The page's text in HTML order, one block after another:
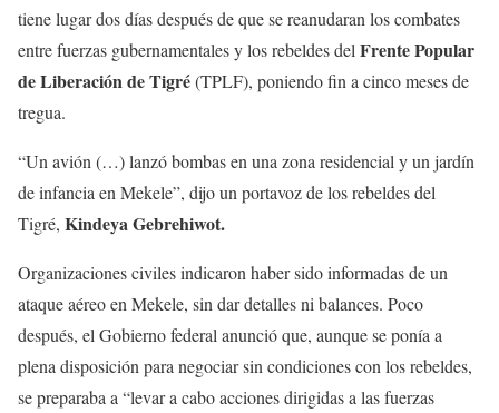
tiene lugar dos días después de que se reanudaran los combates
entre fuerzas gubernamentales y los rebeldes del Frente Popular
de Liberación de Tigré(TPLF), poniendo fin a cinco meses de
tregua.
“Un avión (…) lanzó bombas en una zona residencial y un jardín
de infancia en Mekele”, dijo un portavoz de los rebeldes del
Tigré, Kindeya Gebrehiwot.
Organizaciones civiles indicaron haber sido informadas de un
ataque aéreo en Mekele, sin dar detalles ni balances. Poco
después, el Gobierno federal anunció que, aunque se ponía a
plena disposición para negociar sin condiciones con los rebeldes,
se preparaba a “levar a cabo acciones dirigidas a las fuerzas